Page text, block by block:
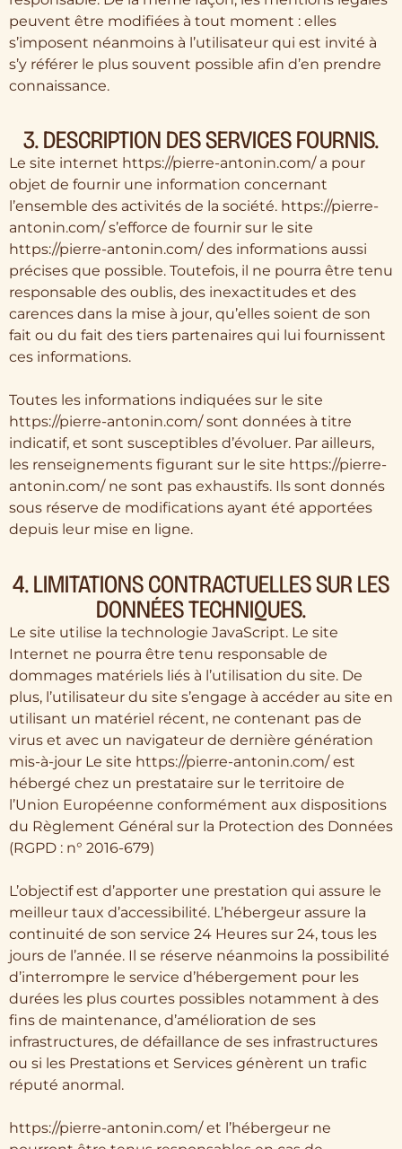
peuvent être modifiées à tout moment : elles
s’imposent néanmoins à l’utilisateur qui est invité à
s’y référer le plus souvent possible afin d’en prendre
connaissance.
3. DESCRIPTION DES SERVICES FOURNIS.
Le site internet https://pierre-antonin.com/ a pour
objet de fournir une information concernant
l’ensemble des activités de la société. https://pierre-
antonin.com/ s’efforce de fournir sur le site
https://pierre-antonin.com/ des informations aussi
précises que possible. Toutefois, il ne pourra être tenu
responsable des oublis, des inexactitudes et des
carences dans la mise à jour, qu’elles soient de son
fait ou du fait des tiers partenaires qui lui fournissent
ces informations.
Toutes les informations indiquées sur le site
https://pierre-antonin.com/ sont données à titre
indicatif, et sont susceptibles d’évoluer. Par ailleurs,
les renseignements figurant sur le site https://pierre-
antonin.com/ ne sont pas exhaustifs. Ils sont donnés
sous réserve de modifications ayant été apportées
depuis leur mise en ligne.
4. LIMITATIONS CONTRACTUELLES SUR LES
DONNÉES TECHNIQUES.
Le site utilise la technologie JavaScript. Le site
Internet ne pourra être tenu responsable de
dommages matériels liés à l’utilisation du site. De
plus, l’utilisateur du site s’engage à accéder au site en
utilisant un matériel récent, ne contenant pas de
virus et avec un navigateur de dernière génération
mis-à-jour Le site https://pierre-antonin.com/ est
hébergé chez un prestataire sur le territoire de
l’Union Européenne conformément aux dispositions
du Règlement Général sur la Protection des Données
(RGPD : n° 2016-679)
L’objectif est d’apporter une prestation qui assure le
meilleur taux d’accessibilité. L’hébergeur assure la
continuité de son service 24 Heures sur 24, tous les
jours de l’année. Il se réserve néanmoins la possibilité
d’interrompre le service d’hébergement pour les
durées les plus courtes possibles notamment à des
fins de maintenance, d’amélioration de ses
infrastructures, de défaillance de ses infrastructures
ou si les Prestations et Services génèrent un trafic
réputé anormal.
https://pierre-antonin.com/ et l’hébergeur ne